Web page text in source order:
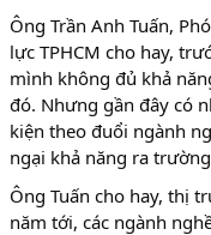
Ông Trần Anh Tuấn,
lực TPHCM cho hay,
mình không đủ khả
đó. Nhưng gần đây có
kiện theo đuổi ngành
ngại khả năng ra
Ông Tuấn cho hay, thị
năm tới, các ngành